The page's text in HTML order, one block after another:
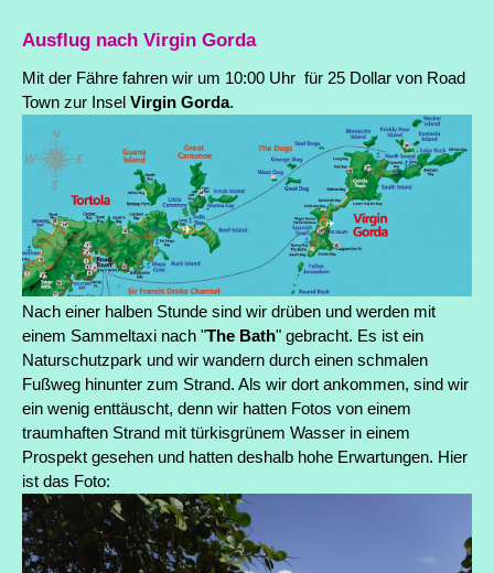
Ausflug nach Virgin Gorda
Mit der Fähre fahren wir um 10:00 Uhr für 25 Dollar von Road
Town zur Insel Virgin Gorda.
Nach einer halben Stunde sind wir drüben und werden mit
einem Sammeltaxi nach "The Bath" gebracht. Es ist ein
Naturschutzpark und wir wandern durch einen schmalen
Fußweg hinunter zum Strand. Als wir dort ankommen, sind wir
ein wenig enttäuscht, denn wir hatten Fotos von einem
traumhaften Strand mit türkisgrünem Wasser in einem
Prospekt gesehen und hatten deshalb hohe Erwartungen. Hier
ist das Foto: